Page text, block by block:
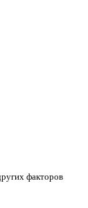
факторов